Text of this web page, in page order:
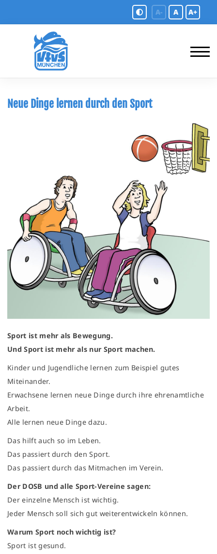
A- A A+
Neue Dinge lernen durch den Sport
Sport ist mehr als Bewegung.
Und Sport ist mehr als nur Sport machen.
Kinder und Jugendliche lernen zum Beispiel gutes
Miteinander.
Erwachsene lernen neue Dinge durch ihre ehrenamtliche
Arbeit.
Alle lernen neue Dinge dazu.
Das hilft auch so im Leben.
Das passiert durch den Sport.
Das passiert durch das Mitmachen im Verein.
Der DOSB und alle Sport-Vereine sagen:
Der einzelne Mensch ist wichtig.
Jeder Mensch soll sich gut weiterentwickeln können.
Warum Sport noch wichtig ist?
Sport ist gesund.